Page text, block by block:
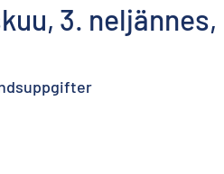
3. neljännes,